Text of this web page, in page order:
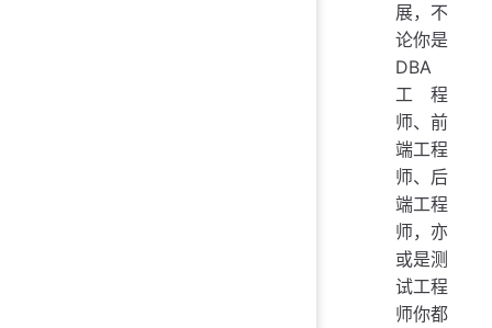
展，不
论你是
DBA
工程
师、前
端工程
师、后
端工程
师，亦
或是测
试工程
师你都